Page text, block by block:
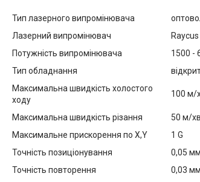
Тип лазерного випромінювача
Лазерний випромінювач
Raycus
Потужність випромінювача
1500 -
Тип обладнання
Максимальна швидкість холостого
ходу
100 м/
Максимальна швидкість різання
50 м/хв.
Максимальне прискорення по X,Y
1 G
Точність позиціонування
0,05 мм
Точність повторення
0,03 мм